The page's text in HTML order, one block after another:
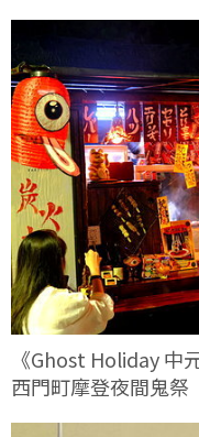
《Ghost Holiday 中
西門町摩登夜間鬼祭